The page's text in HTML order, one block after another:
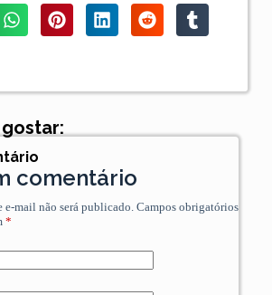
comentário
e-mail não será publicado. Campos obrigatórios
*